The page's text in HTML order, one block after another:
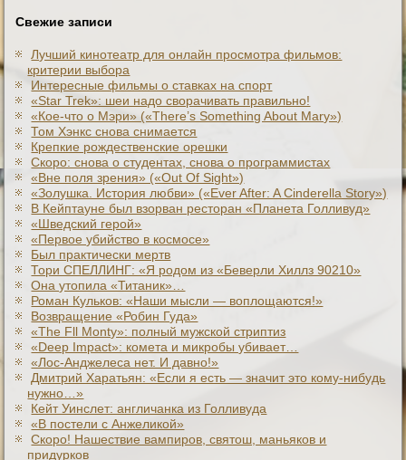
Свежие записи
Лучший кинотеатр для онлайн просмотра фильмов:
критерии выбора
Интересные фильмы о ставках на спорт
«Star Trek»: шеи надо сворачивать правильно!
«Кое-что о Мэри» («There’s Something About Mary»)
Том Хэнкс снова снимается
Крепкие рождественские орешки
Скоро: снова о студентах, снова о программистах
«Вне поля зрения» («Out Of Sight»)
«Золушка. История любви» («Ever After: A Cinderеlla Story»)
В Кейптауне был взорван ресторан «Планета Голливуд»
«Шведский герой»
«Первое убийство в космосе»
Был практически мертв
Тори СПЕЛЛИНГ: «Я родом из «Беверли Хиллз 90210»
Она утопила «Титаник»…
Роман Кульков: «Наши мысли — воплощаются!»
Возвращение «Робин Гуда»
«The Fll Monty»: полный мужской стриптиз
«Deep Impact»: комета и микробы убивает…
«Лос-Анджелеса нет. И давно!»
Дмитрий Харатьян: «Если я есть — значит это кому-нибудь
нужно…»
Кейт Уинслет: англичанка из Голливуда
«В постели с Анжеликой»
Скоро! Нашествие вампиров, святош, маньяков и
придурков